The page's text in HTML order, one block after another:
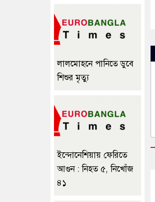
লালমোহনে পানিতে ডুবে
শিশুর মৃত্যু
ইন্দোনেশিয়ায় ফেরিতে
আগুন : নিহত ৫, নিখোঁজ
৪১